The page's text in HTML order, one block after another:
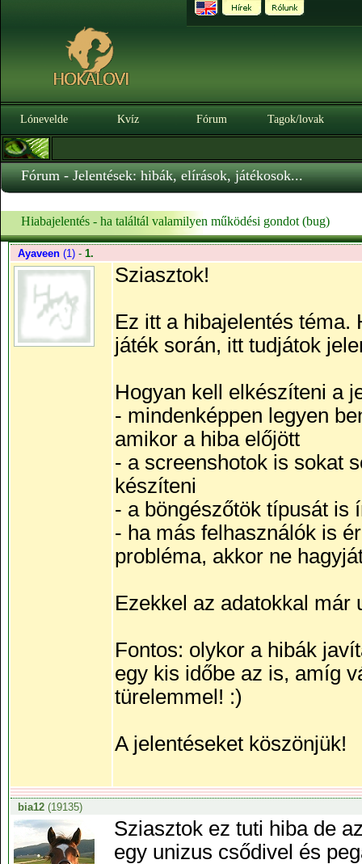
Lónevelde Kvíz Fórum Tagok/lovak
Fórum - Jelentések: hibák, elírások, játékosok...
Hiabajelentés - ha találtál valamilyen működési gondot (bug)
Ayaveen(1) - 1.
Sziasztok!
Ez itt a hibajelentés téma.
játék során, itt tudjátok
Hogyan kell elkészíteni a
- mindenképpen legyen
amikor a hiba előjött
- a screenshotok is sokat
készíteni
- a böngészőtök típusát is
- ha más felhasználók is
probléma, akkor ne
Ezekkel az adatokkal már
Fontos: olykor a hibák
egy kis időbe az is, amíg
türelemmel! :)
A jelentéseket köszönjük!
bia12(19135)
Sziasztok ez tuti hiba de
egy unizus csődivel és